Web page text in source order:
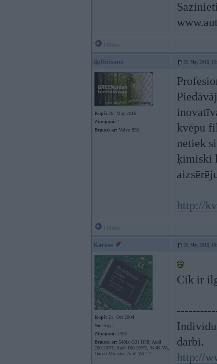
dpftirisana 26. May 2016,
Kopš: 26. May 2016
Ziņojumi: 4
Braucu ar: Volvo 850
kvēpu
netiek
ķīmiski
http://
Kaross 26. May 2016,
Kopš: 21. Oct 2004
No: Rīga
Ziņojumi: 4555
Braucu ar: 540ix G31 B58, Audi
200 20VT, Audi 100 20VT, 344K V8,
Ducati Monster, Audi V8 4.2
Cik ir
darbi.
http://